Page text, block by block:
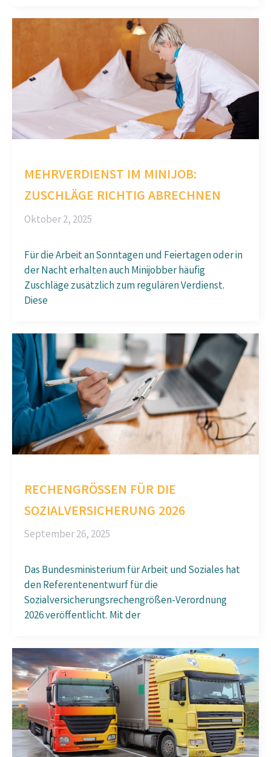
MEHRVERDIENST IM MINIJOB:
ZUSCHLÄGE RICHTIG ABRECHNEN
Oktober 2, 2025
Für die Arbeit an Sonntagen und Feiertagen oder in
der Nacht erhalten auch Minijobber häufig
Zuschläge zusätzlich zum regulären Verdienst.
Diese
RECHENGRÖSSEN FÜR DIE S
OZIALVERSICHERUNG 2026
September 26, 2025
Das Bundesministerium für Arbeit und Soziales hat
den Referentenentwurf für die
Sozialversicherungsrechengrößen-Verordnung
2026 veröffentlicht. Mit der